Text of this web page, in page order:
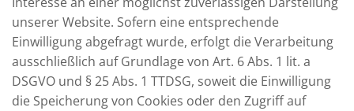
unserer Website. Sofern eine entsprechende
Einwilligung abgefragt wurde, erfolgt die Verarbeitung
ausschließlich auf Grundlage von Art. 6 Abs. 1 lit. a
DSGVO und § 25 Abs. 1 TTDSG, soweit die Einwilligung
die Speicherung von Cookies oder den Zugriff auf